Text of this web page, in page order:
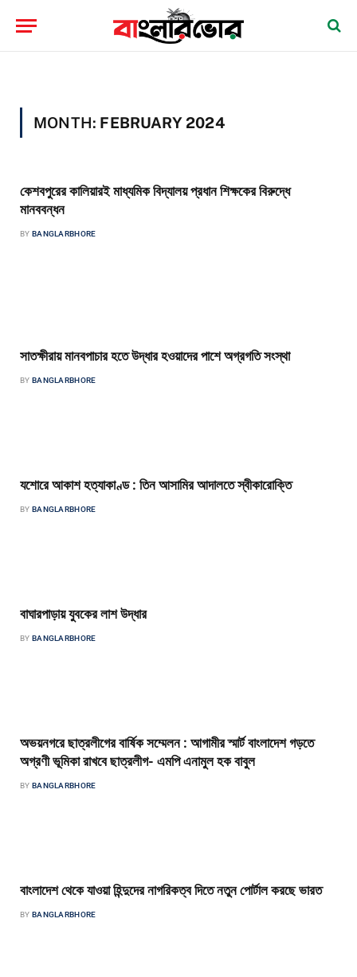
MONTH: FEBRUARY 2024
কেশবপুরের কালিয়ারই মাধ্যমিক বিদ্যালয় প্রধান শিক্ষকের বিরুদ্ধে
মানববন্ধন
BY BANGLARBHORE
সাতক্ষীরায় মানবপাচার হতে উদ্ধার হওয়াদের পাশে অগ্রগতি সংস্থা
BY BANGLARBHORE
যশোরে আকাশ হত্যাকাণ্ড : তিন আসামির আদালতে স্বীকারোক্তি
BY BANGLARBHORE
বাঘারপাড়ায় যুবকের লাশ উদ্ধার
BY BANGLARBHORE
অভয়নগরে ছাত্রলীগের বার্ষিক সম্মেলন : আগামীর স্মার্ট বাংলাদেশ গড়তে
অগ্রণী ভূমিকা রাখবে ছাত্রলীগ- এমপি এনামুল হক বাবুল
BY BANGLARBHORE
বাংলাদেশ থেকে যাওয়া হিন্দুদের নাগরিকত্ব দিতে নতুন পোর্টাল করছে ভারত
BY BANGLARBHORE